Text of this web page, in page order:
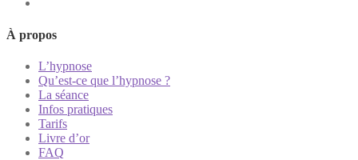
À propos
L’hypnose
Qu’est-ce que l’hypnose ?
La séance
Infos pratiques
Tarifs
Livre d’or
FAQ